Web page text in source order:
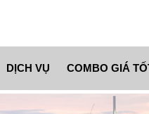
DỊCH VỤ
THI CÔNG THANG NÂNG
COMBO GIÁ
COMBO